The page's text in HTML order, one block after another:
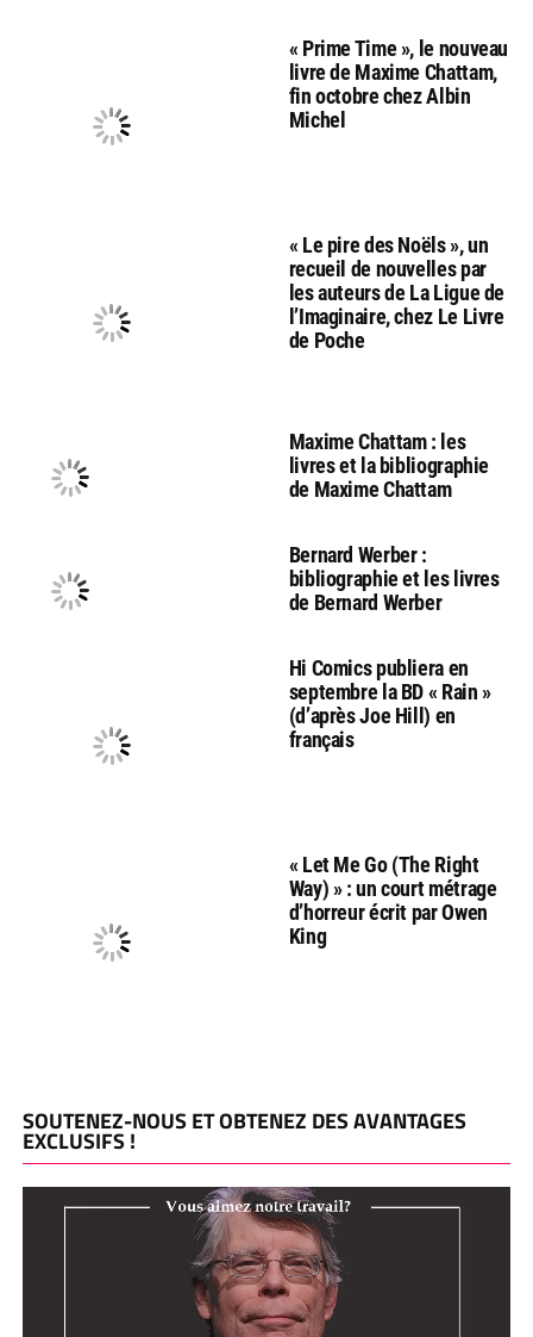
« Prime Time », le nouveau
livre de Maxime Chattam,
fin octobre chez Albin
Michel
« Le pire des Noëls », un
recueil de nouvelles par
les auteurs de La Ligue de
l’Imaginaire, chez Le Livre
de Poche
Maxime Chattam : les
livres et la bibliographie
de Maxime Chattam
Bernard Werber :
bibliographie et les livres
de Bernard Werber
Hi Comics publiera en
septembre la BD « Rain »
(d’après Joe Hill) en
français
« Let Me Go (The Right
Way) » : un court métrage
d’horreur écrit par Owen
King
SOUTENEZ-NOUS ET OBTENEZ DES AVANTAGES
EXCLUSIFS !